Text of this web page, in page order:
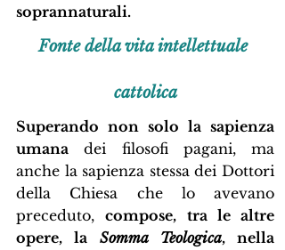
soprannaturali.
Fonte della vita intellettuale
cattolica
Superando non solo la sapienza
umana dei filosofi pagani, ma
anche la sapienza stessa dei Dottori
della Chiesa che lo avevano
preceduto, compose, tra le altre
opere, la Somma Teologica, nella